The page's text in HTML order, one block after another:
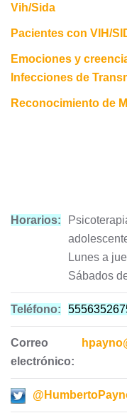
Vih/Sida
Pacientes con VIH/
Emociones y
Infecciones de
Reconocimiento de
Horarios:
Lunes a
Sábados
Teléfono:
Correo
electrónico: